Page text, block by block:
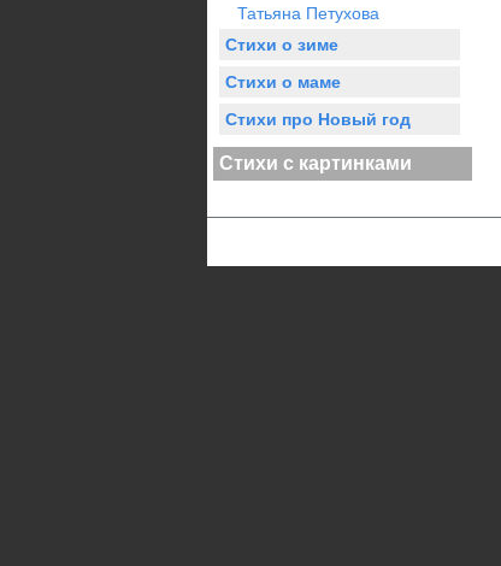
Татьяна Петухова
Стихи о зиме
Стихи о маме
Стихи про Новый год
Стихи с картинками